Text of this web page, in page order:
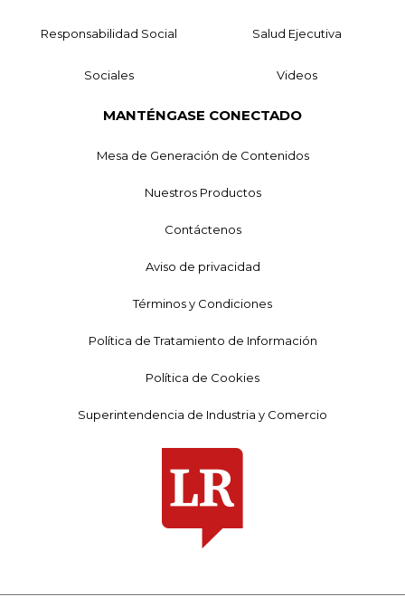
Responsabilidad Social Salud Ejecutiva
Sociales Videos
MANTÉNGASE CONECTADO
Mesa de Generación de Contenidos
Nuestros Productos
Contáctenos
Aviso de privacidad
Términos y Condiciones
Política de Tratamiento de Información
Política de Cookies
Superintendencia de Industria y Comercio